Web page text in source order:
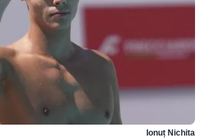
Ionuț Nichita